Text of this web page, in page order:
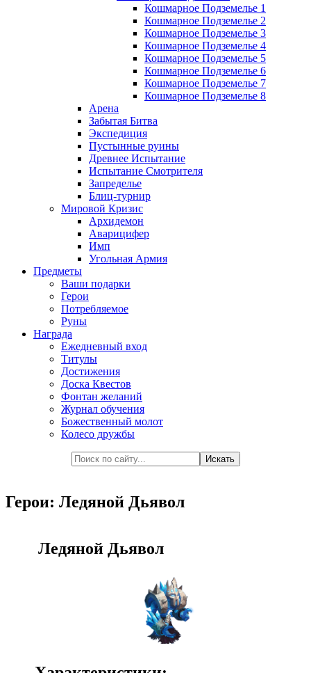
Кошмарное Подземелье 1
Кошмарное Подземелье 2
Кошмарное Подземелье 3
Кошмарное Подземелье 4
Кошмарное Подземелье 5
Кошмарное Подземелье 6
Кошмарное Подземелье 7
Кошмарное Подземелье 8
Арена
Забытая Битва
Экспедиция
Пустынные руины
Древнее Испытание
Испытание Смотрителя
Запределье
Блиц-турнир
Мировой Кризис
Архидемон
Аварицифер
Имп
Угольная Армия
Предметы
Ваши подарки
Герои
Потребляемое
Руны
Награда
Ежедневный вход
Титулы
Достижения
Доска Квестов
Фонтан желаний
Журнал обучения
Божественный молот
Колесо дружбы
Герои: Ледяной Дьявол
Ледяной Дьявол